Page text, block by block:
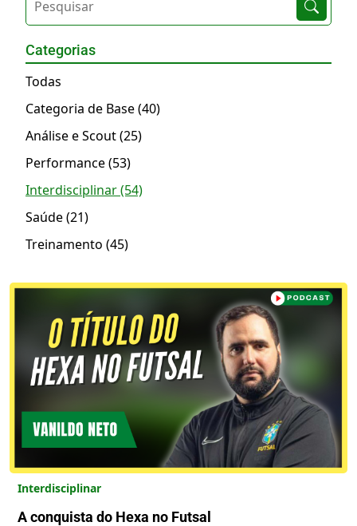
Interdisciplinar
A conquista do Hexa no Futsal
Categorias
Todas
Categoria de Base (40)
Análise e Scout (25)
Performance (53)
Interdisciplinar (54)
Saúde (21)
Treinamento (45)